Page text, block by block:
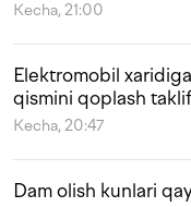
Kecha, 21:00
Elektromobil
qismini qoplash
Kecha, 20:47
Dam olish kunlari